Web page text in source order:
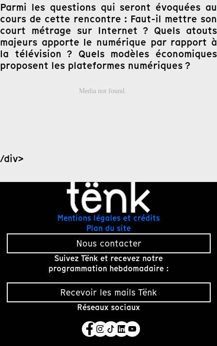
Parmi les questions qui seront évoquées au
cours de cette rencontre : Faut-il mettre son
court métrage sur Internet ? Quels atouts
majeurs apporte le numérique par rapport à
la télévision ? Quels modèles économiques
proposent les plateformes numériques ?
/div>
Mentions légales et crédits
Plan du site
Nous contacter
Suivez Tënk et recevez notre
programmation hebdomadaire :
Recevoir les mails Tënk
Réseaux sociaux